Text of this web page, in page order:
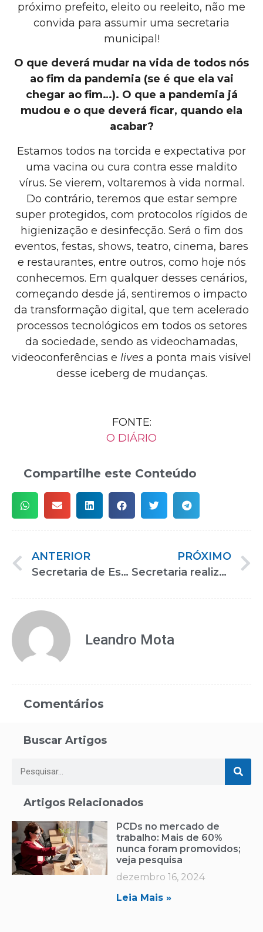
próximo prefeito, eleito ou reeleito, não me
convida para assumir uma secretaria
municipal!
O que deverá mudar na vida de todos nós
ao fim da pandemia (se é que ela vai
chegar ao fim…). O que a pandemia já
mudou e o que deverá ficar, quando ela
acabar?
Estamos todos na torcida e expectativa por
uma vacina ou cura contra esse maldito
vírus. Se vierem, voltaremos à vida normal.
Do contrário, teremos que estar sempre
super protegidos, com protocolos rígidos de
higienização e desinfecção. Será o fim dos
eventos, festas, shows, teatro, cinema, bares
e restaurantes, entre outros, como hoje nós
conhecemos. Em qualquer desses cenários,
começando desde já, sentiremos o impacto
da transformação digital, que tem acelerado
processos tecnológicos em todos os setores
da sociedade, sendo as videochamadas,
videoconferências e lives a ponta mais visível
desse iceberg de mudanças.
FONTE:
O DIÁRIO
Compartilhe este Conteúdo
ANTERIOR
Secretaria de Estado dos Direitos da Pessoa com Deficiência disponibiliza serviço de apoio psicológico às pessoas com deficiência
PRÓXIMO
Secretaria realiza maratona de lives sobre pessoas com deficiência
Leandro Mota
Comentários
Buscar Artigos
Artigos Relacionados
PCDs no mercado de
trabalho: Mais de 60%
nunca foram promovidos;
veja pesquisa
dezembro 16, 2024
Leia Mais »